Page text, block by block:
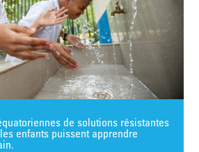
de solutions résistantes
enfants puissent apprendre